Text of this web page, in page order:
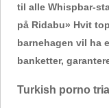
til alle Whispbar-
på Ridabu» Hvit
barnehagen vil ha
banketter,
Turkish porno